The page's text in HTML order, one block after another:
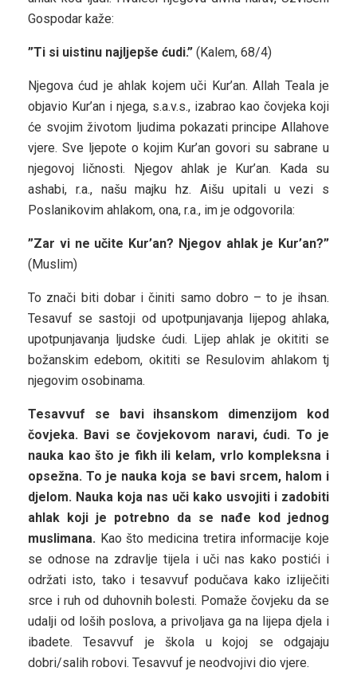
Gospodar kaže:
”Ti si uistinu najljepše ćudi.” (Kalem, 68/4)
Njegova ćud je ahlak kojem uči Kur’an. Allah Teala je
objavio Kur’an i njega, s.a.v.s., izabrao kao čovjeka koji
će svojim životom ljudima pokazati principe Allahove
vjere. Sve ljepote o kojim Kur’an govori su sabrane u
njegovoj ličnosti. Njegov ahlak je Kur’an. Kada su
ashabi, r.a., našu majku hz. Aišu upitali u vezi s
Poslanikovim ahlakom, ona, r.a., im je odgovorila:
”Zar vi ne učite Kur’an? Njegov ahlak je Kur’an?”
(Muslim)
To znači biti dobar i činiti samo dobro – to je ihsan.
Tesavuf se sastoji od upotpunjavanja lijepog ahlaka,
upotpunjavanja ljudske ćudi. Lijep ahlak je okititi se
božanskim edebom, okititi se Resulovim ahlakom tj
njegovim osobinama.
Tesavvuf se bavi ihsanskom dimenzijom kod
čovjeka. Bavi se čovjekovom naravi, ćudi. To je
nauka kao što je fikh ili kelam, vrlo kompleksna i
opsežna. To je nauka koja se bavi srcem, halom i
djelom. Nauka koja nas uči kako usvojiti i zadobiti
ahlak koji je potrebno da se nađe kod jednog
muslimana. Kao što medicina tretira informacije koje
se odnose na zdravlje tijela i uči nas kako postići i
održati isto, tako i tesavvuf podučava kako izliječiti
srce i ruh od duhovnih bolesti. Pomaže čovjeku da se
udalji od loših poslova, a privoljava ga na lijepa djela i
ibadete. Tesavvuf je škola u kojoj se odgajaju
dobri/salih robovi. Tesavvuf je neodvojivi dio vjere.